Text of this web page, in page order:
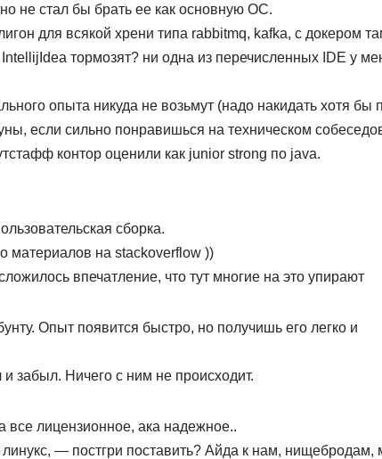
не стал бы брать ее как основную ОС.
для всякой хрени типа rabbitmq, kafka, с докером
тормозят? ни одна из перечисленных IDE у
опыта никуда не возьмут (надо накидать хотя бы
если сильно понравишься на техническом
контор оценили как junior strong по java.
сборка.
материалов на stackoverflow ))
впечатление, что тут многие на это упирают
Опыт появится быстро, но получишь его легко и
и забыл. Ничего с ним не происходит.
все лицензионное, ака надежное..
линукс, — постгри поставить? Айда к нам, нищебродам,